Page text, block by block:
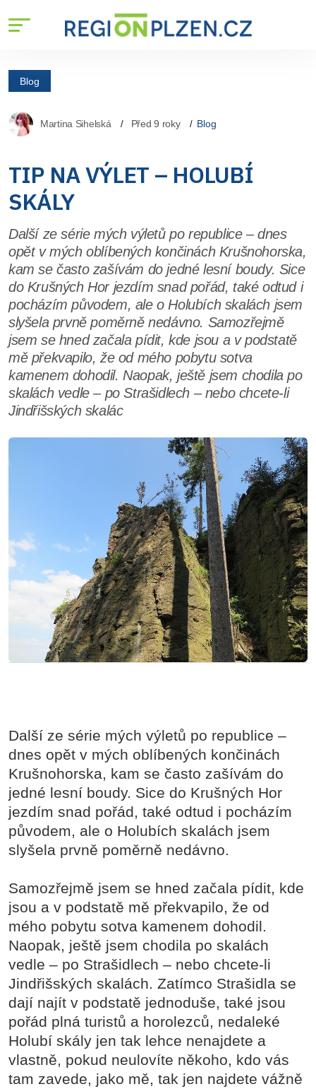
Blog
Martina Sihelská Před 9 roky Blog
TIP NA VÝLET – HOLUBÍ
SKÁLY
Další ze série mých výletů po republice – dnes
opět v mých oblíbených končinách Krušnohorska,
kam se často zašívám do jedné lesní boudy. Sice
do Krušných Hor jezdím snad pořád, také odtud i
pocházím původem, ale o Holubích skalách jsem
slyšela prvně poměrně nedávno. Samozřejmě
jsem se hned začala pídit, kde jsou a v podstatě
mě překvapilo, že od mého pobytu sotva
kamenem dohodil. Naopak, ještě jsem chodila po
skalách vedle – po Strašidlech – nebo chcete-li
Jindřišských skalác
Další ze série mých výletů po republice –
dnes opět v mých oblíbených končinách
Krušnohorska, kam se často zašívám do
jedné lesní boudy. Sice do Krušných Hor
jezdím snad pořád, také odtud i pocházím
původem, ale o Holubích skalách jsem
slyšela prvně poměrně nedávno.
Samozřejmě jsem se hned začala pídit, kde
jsou a v podstatě mě překvapilo, že od
mého pobytu sotva kamenem dohodil.
Naopak, ještě jsem chodila po skalách
vedle – po Strašidlech – nebo chcete-li
Jindřišských skalách. Zatímco Strašidla se
dají najít v podstatě jednoduše, také jsou
pořád plná turistů a horolezců, nedaleké
Holubí skály jen tak lehce nenajdete a
vlastně, pokud neulovíte někoho, kdo vás
tam zavede, jako mě, tak jen najdete vážně